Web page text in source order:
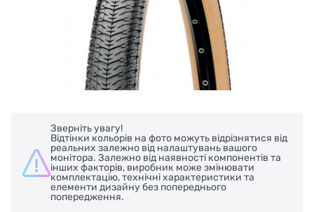
Зверніть увагу!
Відтінки кольорів на фото можуть відрізнятися від
реальних залежно від налаштувань вашого
монітора. Залежно від наявності компонентів та
інших факторів, виробник може змінювати
комплектацію, технічні характеристики та
елементи дизайну без попереднього
попередження.